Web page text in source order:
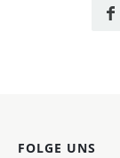
FOLGE UNS